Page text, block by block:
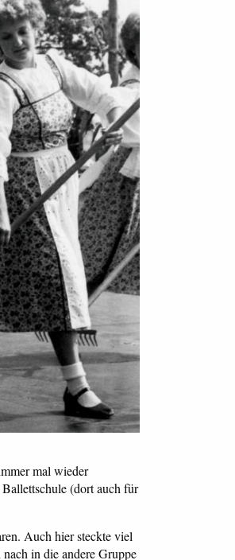
mal wieder
(dort auch für
Auch hier steckte viel
in die andere Gruppe